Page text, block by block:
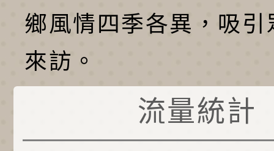
鄉風情四季各異，吸引
來訪。
流量統計